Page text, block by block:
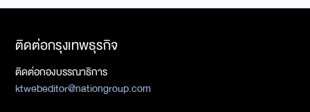
ติดต่อกรุงเทพธุรกิจ
ติดต่อกองบรรณาธิการ
ktwebeditor@nationgroup.com